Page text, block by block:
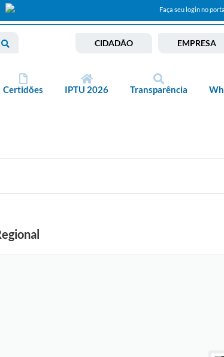
Faça seu login no portal
CIDADÃO EMPRESA
Certidões IPTU 2026 Transparência